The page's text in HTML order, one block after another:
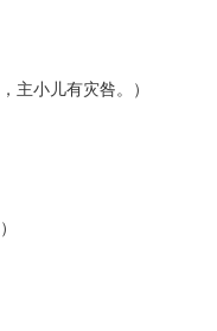
主小儿有灾咎。）